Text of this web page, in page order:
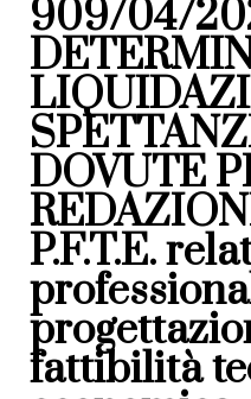
909/04/
DOVUTE
P.F.T.E.
fattibilità